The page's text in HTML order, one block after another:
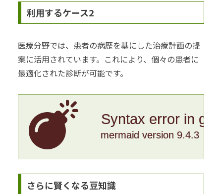
利用するケース2
医療分野では、患者の病歴を基にした治療計画の提
案に活用されています。これにより、個々の患者に
最適化された診断が可能です。
Syntax error in
mermaid version 9.4.3
さらに賢くなる豆知識